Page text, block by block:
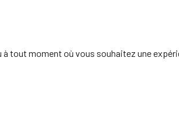
tout moment où vous souhaitez une